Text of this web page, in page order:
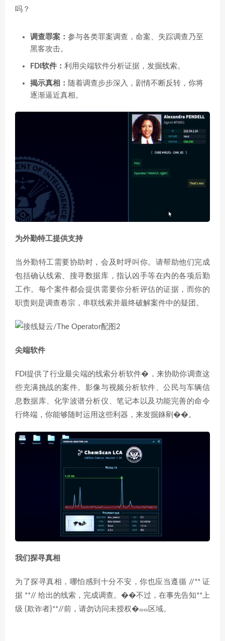
吗？
调查罪案： 参与各类罪案调查，命案、失踪调查乃至
黑客攻击。
FDI软件： 利用尖端软件分析证据，发掘线索。
揭示真相： 随着调查步步深入，剧情不断反转，你将
逐渐逼近真相。
为外勤特工提供支持
当外勤特工需要协助时，会及时呼叫你。请帮助他们完成
包括确认线索、搜寻数据库，指认凶手等在内的各项后勤
工作。每个案件都会提供需要你分析评估的证据，而你的
职责则是调查卷宗，串联线索并最终破解案件中的疑团。
尖端软件
FDI提供了行业最尖端的线索分析软件�，来协助你调查这
些充满挑战的案件。影像与视频分析软件、公民与车辆信
息数据库、化学波谱分析仪、笔记本以及功能完善的命令
行终端，你能够随时运用这些利器，来发掘銝剜��。
我们探寻真相
为了探寻真相，哪怕感到十分不安，你也应当遵循 //** 证
据 **// 给出的线索，完成调查。��不过，在事先告知**上
级 {欺诈者}**//前，请勿访问未授权�⏛⏛区域。